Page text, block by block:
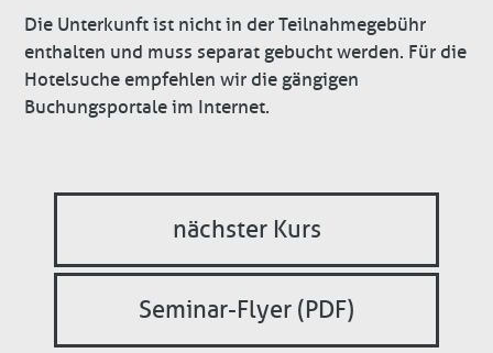
Die Unterkunft ist nicht in der Teilnahmegebühr
enthalten und muss separat gebucht werden. Für die
Hotelsuche empfehlen wir die gängigen
Buchungsportale im Internet.
nächster Kurs
Seminar-Flyer (PDF)